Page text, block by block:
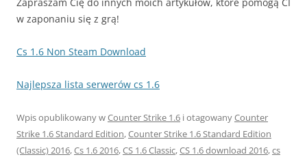
w zaponaniu się z grą!
Cs 1.6 Non Steam Download
Najlepsza lista serwerów cs 1.6
Wpis opublikowany wCounter Strike 1.6 i otagowanyCounter
Strike 1.6 Standard Edition,Counter Strike 1.6 Standard Edition
(Classic) 2016,Cs 1.6 2016,CS 1.6 Classic,CS 1.6 download 2016,cs